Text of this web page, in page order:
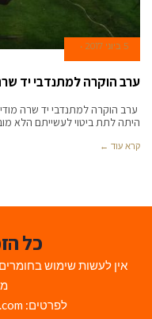
5 ביוני 2017
ערב הוקרה למתנדבי יד
ערב הוקרה למתנדבי יד שרה
היתה לתת ביטוי לעשייתם הלא
קרא עוד ←
כל
אין לעשות שימוש
לפרטים: Avihai.ZoomAt@gmail.com